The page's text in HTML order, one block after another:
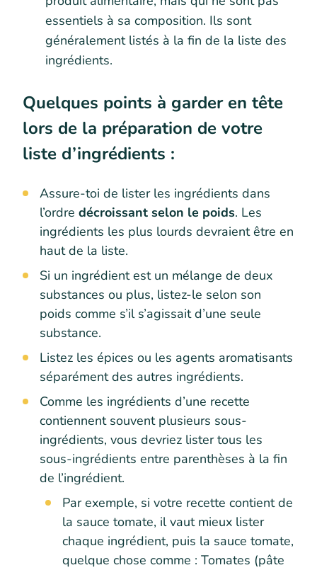
essentiels à sa composition. Ils sont
généralement listés à la fin de la liste des
ingrédients.
Quelques points à garder en tête
lors de la préparation de votre
liste d’ingrédients :
Assure-toi de lister les ingrédients dans
l’ordre décroissant selon le poids. Les
ingrédients les plus lourds devraient être en
haut de la liste.
Si un ingrédient est un mélange de deux
substances ou plus, listez-le selon son
poids comme s’il s’agissait d’une seule
substance.
Listez les épices ou les agents aromatisants
séparément des autres ingrédients.
Comme les ingrédients d’une recette
contiennent souvent plusieurs sous-
ingrédients, vous devriez lister tous les
sous-ingrédients entre parenthèses à la fin
de l’ingrédient.
Par exemple, si votre recette contient de
la sauce tomate, il vaut mieux lister
chaque ingrédient, puis la sauce tomate,
quelque chose comme : Tomates (pâte